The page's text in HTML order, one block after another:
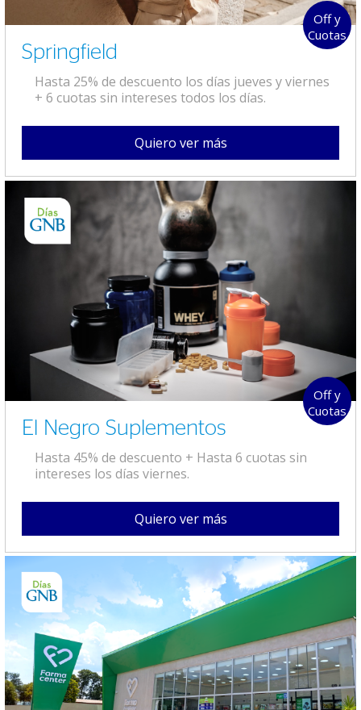
Off y
Cuotas
Springfield
Hasta 25% de descuento los días jueves y viernes
+ 6 cuotas sin intereses todos los días.
Quiero ver más
Off y
Cuotas
El Negro Suplementos
Hasta 45% de descuento + Hasta 6 cuotas sin
intereses los días viernes.
Quiero ver más